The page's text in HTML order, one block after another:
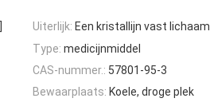
Uiterlijk: Een kristallijn vast lichaam
Type: medicijnmiddel
CAS-nummer.: 57801-95-3
Bewaarplaats: Koele, droge plek